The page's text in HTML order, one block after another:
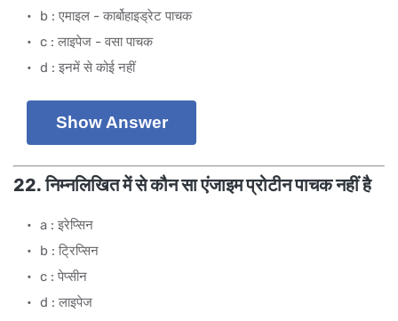
b : एमाइल - कार्बोहाइड्रेट पाचक
c : लाइपेज - वसा पाचक
d : इनमें से कोई नहीं
Show Answer
22. निम्नलिखित में से कौन सा एंजाइम प्रोटीन पाचक नहीं है
a : इरेप्सिन
b : ट्रिप्सिन
c : पेप्सीन
d : लाइपेज